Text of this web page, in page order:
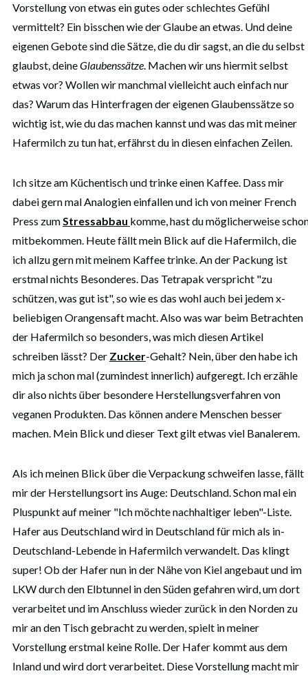
Vorstellung von etwas ein gutes oder schlechtes Gefühl
vermittelt? Ein bisschen wie der Glaube an etwas. Und deine
eigenen Gebote sind die Sätze, die du dir sagst, an die du selbst
glaubst, deineGlaubenssätze. Machen wir uns hiermit selbst
etwas vor? Wollen wir manchmal vielleicht auch einfach nur
das? Warum das Hinterfragen der eigenen Glaubenssätze so
wichtig ist, wie du das machen kannst und was das mit meiner
Hafermilch zu tun hat, erfährst du in diesen einfachen Zeilen.
Ich sitze am Küchentisch und trinke einen Kaffee. Dass mir
dabei gern mal Analogien einfallen und ich von meiner French
Press zumStressabbau komme, hast du möglicherweise
mitbekommen. Heute fällt mein Blick auf die Hafermilch, die
ich allzu gern mit meinem Kaffee trinke. An der Packung ist
erstmal nichts Besonderes. Das Tetrapak verspricht "zu
schützen, was gut ist", so wie es das wohl auch bei jedem x-
beliebigen Orangensaft macht. Also was war beim Betrachten
der Hafermilch so besonders, was mich diesen Artikel
schreiben lässt? Der Zucker-Gehalt? Nein, über den habe ich
mich ja schon mal (zumindest innerlich) aufgeregt. Ich erzähle
dir also nichts über besondere Herstellungsverfahren von
veganen Produkten. Das können andere Menschen besser
machen. Mein Blick und dieser Text gilt etwas viel Banalerem.
Als ich meinen Blick über die Verpackung schweifen lasse, fällt
mir der Herstellungsort ins Auge: Deutschland. Schon mal ein
Pluspunkt auf meiner "Ich möchte nachhaltiger leben"-Liste.
Hafer aus Deutschland wird in Deutschland für mich als in-
Deutschland-Lebende in Hafermilch verwandelt. Das klingt
super! Ob der Hafer nun in der Nähe von Kiel angebaut und im
LKW durch den Elbtunnel in den Süden gefahren wird, um dort
verarbeitet und im Anschluss wieder zurück in den Norden zu
mir an den Tisch gebracht zu werden, spielt in meiner
Vorstellung erstmal keine Rolle. Der Hafer kommt aus dem
Inland und wird dort verarbeitet. Diese Vorstellung macht mir